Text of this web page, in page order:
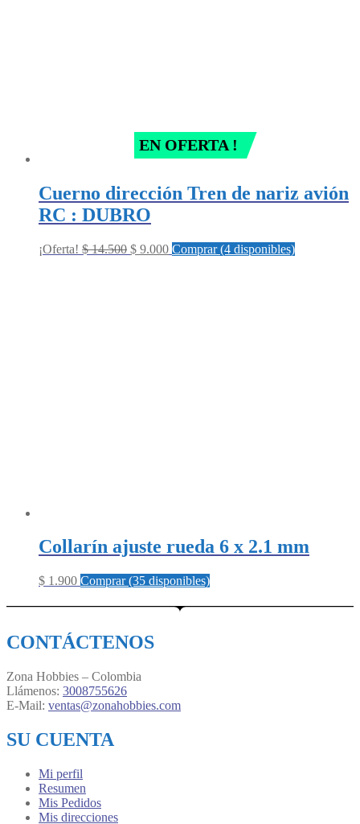
EN OFERTA !
Cuerno dirección Tren de nariz avión
RC : DUBRO
¡Oferta! $14.500 Original
$ 9.000Current
Comprar (4 disponibles)
Collarín ajuste rueda 6 x 2.1 mm
$ 1.900 Comprar (35 disponibles)
CONTÁCTENOS
Zona Hobbies – Colombia
Llámenos: 3008755626
E-Mail: ventas@zonahobbies.com
SU CUENTA
Mi perfil
Resumen
Mis Pedidos
Mis direcciones